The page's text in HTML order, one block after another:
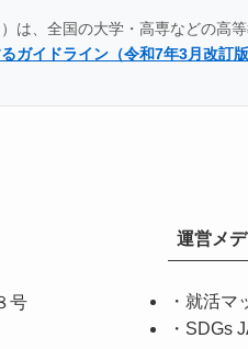
は、全国の大学・高専などの高
ガイドライン（令和7年3月改訂版
号
運営メ
・ 就活マ
・ SDGs